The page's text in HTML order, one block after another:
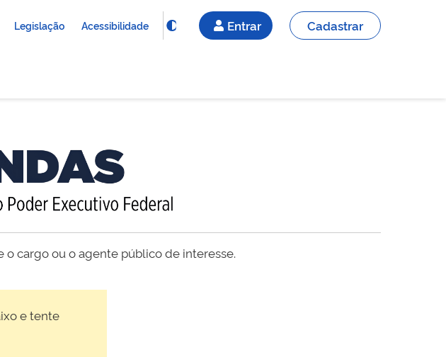
Legislação Acessibilidade Entrar Cadastrar
cargo ou o agente público de interesse.
e tente